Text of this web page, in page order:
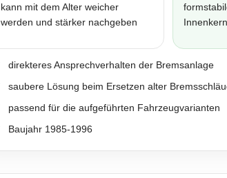
kann mit dem Alter weicher
werden und stärker nachgeben
direkteres Ansprechverhalten der Bremsanlage
saubere Lösung beim Ersetzen alter
passend für die aufgeführten Fahrzeugvarianten
Baujahr 1985-1996